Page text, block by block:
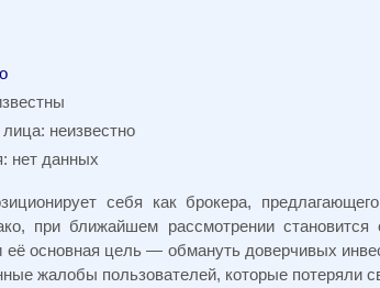
неизвестно
нет данных
себя как брокера,
при ближайшем рассмотрении становится
её основная цель — обмануть доверчивых
жалобы пользователей, которые потеряли